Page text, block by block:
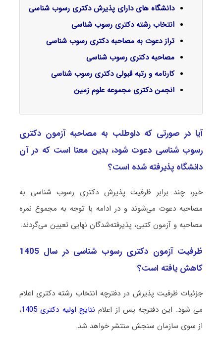
دانشگاه های دارای پذیرش دکتری رسوب شناسی
انتخاب رشته دکتری رسوب شناسی
تراز دعوت به مصاحبه دکتری رسوب شناسی
مصاحبه دکتری رسوب شناسی
کارنامه و رتبه قبولی دکتری رسوب شناسی
انجمن دکتری مجموعه علوم زمین
آیا در صورتی که داوطلب به مصاحبه آزمون دکتری
رسوب شناسی دعوت شود، بدین معنا است که در آن
دانشگاه پذیرفته شده است؟
خیر، چند برابر ظرفیت پذیرش دکتری رسوب شناسی به
مصاحبه دعوت می‌شوند و در ادامه با توجه به مجموع نمره
مصاحبه و آزمون کتبی، پذیرفته‌شدگان نهایی تعیین می‌گردند.
ظرفیت آزمون دکتری رسوب شناسی در سال 1405
کاهش یافته است؟
جزئیات ظرفیت پذیرش در دفترچه انتخاب رشته دکتری اعلام
می شود. این دفترچه پس از اعلام نتایج اولیه دکتری 1405
،
از سوی سازمان سنجش منتشر خواهد شد.